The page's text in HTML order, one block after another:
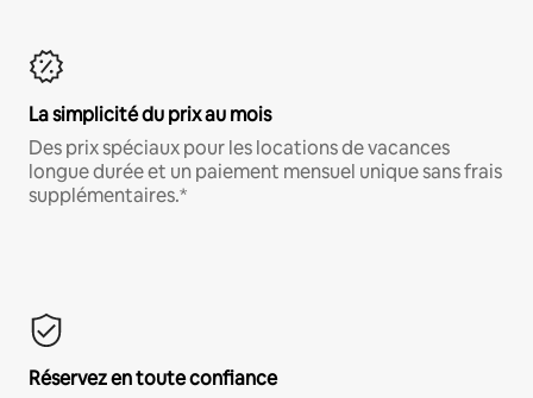
La simplicité du prix au mois
Des prix spéciaux pour les locations de vacances
longue durée et un paiement mensuel unique sans frais
supplémentaires.*
Réservez en toute confiance